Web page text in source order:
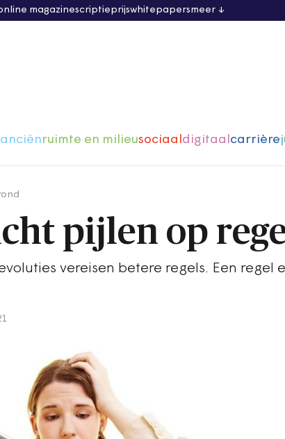
magazinescriptieprijswhitepapersmeer
ruimte en milieusociaaldigitaalcarrière
pijlen op
vereisen betere regels. Een regel